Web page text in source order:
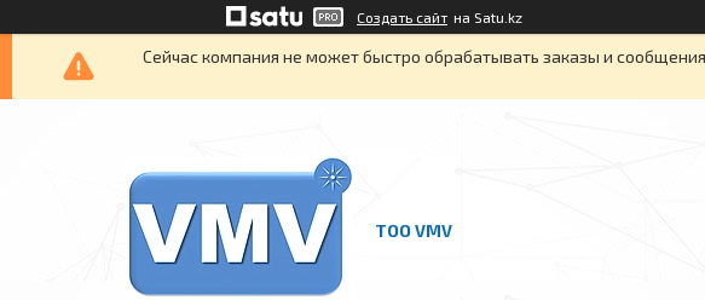
Создать сайт на Satu.kz
Сейчас компания не может быстро обрабатывать заказы и
ТОО VMV